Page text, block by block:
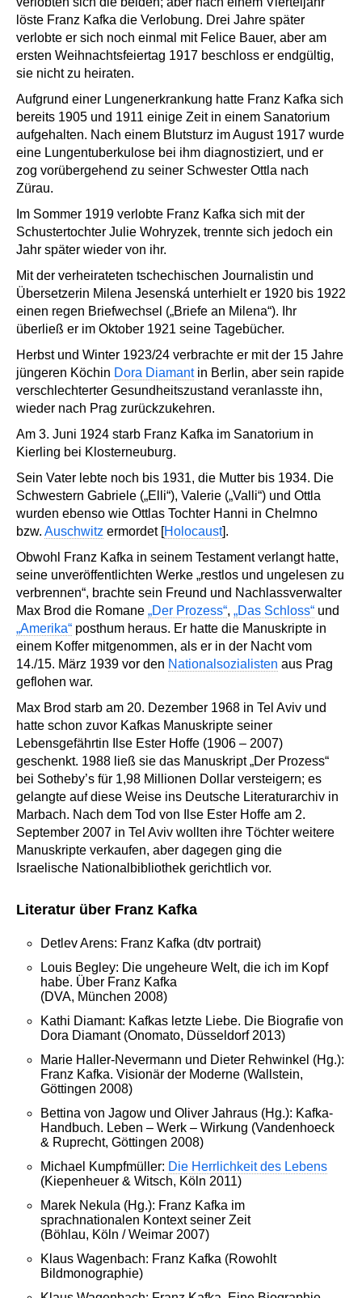
löste Franz Kafka die Verlobung. Drei Jahre später
verlobte er sich noch einmal mit Felice Bauer, aber am
ersten Weihnachtsfeiertag 1917 beschloss er endgültig,
sie nicht zu heiraten.
Aufgrund einer Lungenerkrankung hatte Franz Kafka sich
bereits 1905 und 1911 einige Zeit in einem Sanatorium
aufgehalten. Nach einem Blutsturz im August 1917 wurde
eine Lungentuberkulose bei ihm diagnostiziert, und er
zog vorübergehend zu seiner Schwester Ottla nach
Zürau.
Im Sommer 1919 verlobte Franz Kafka sich mit der
Schustertochter Julie Wohryzek, trennte sich jedoch ein
Jahr später wieder von ihr.
Mit der verheirateten tschechischen Journalistin und
Übersetzerin Milena Jesenská unterhielt er 1920 bis 1922
einen regen Briefwechsel („Briefe an Milena“). Ihr
überließ er im Oktober 1921 seine Tagebücher.
Herbst und Winter 1923/24 verbrachte er mit der 15 Jahre
jüngeren Köchin Dora Diamantin Berlin, aber sein rapide
verschlechterter Gesundheitszustand veranlasste ihn,
wieder nach Prag zurückzukehren.
Am 3. Juni 1924 starb Franz Kafka im Sanatorium in
Kierling bei Klosterneuburg.
Sein Vater lebte noch bis 1931, die Mutter bis 1934. Die
Schwestern Gabriele („Elli“), Valerie („Valli“) und Ottla
wurden ebenso wie Ottlas Tochter Hanni in Chelmno
bzw. Auschwitz ermordet [Holocaust].
Obwohl Franz Kafka in seinem Testament verlangt hatte,
seine unveröffentlichten Werke „restlos und ungelesen zu
verbrennen“, brachte sein Freund und Nachlassverwalter
Max Brod die Romane „Der Prozess“, „Das Schloss“ und
„Amerika“ posthum heraus. Er hatte die Manuskripte in
einem Koffer mitgenommen, als er in der Nacht vom
14./15. März 1939 vor den Nationalsozialisten aus Prag
geflohen war.
Max Brod starb am 20. Dezember 1968 in Tel Aviv und
hatte schon zuvor Kafkas Manuskripte seiner
Lebensgefährtin Ilse Ester Hoffe (1906 – 2007)
geschenkt. 1988 ließ sie das Manuskript „Der Prozess“
bei Sotheby’s für 1,98 Millionen Dollar versteigern; es
gelangte auf diese Weise ins Deutsche Literaturarchiv in
Marbach. Nach dem Tod von Ilse Ester Hoffe am 2.
September 2007 in Tel Aviv wollten ihre Töchter weitere
Manuskripte verkaufen, aber dagegen ging die
Israelische Nationalbibliothek gerichtlich vor.
Literatur über Franz Kafka
Detlev Arens: Franz Kafka (dtv portrait)
Louis Begley: Die ungeheure Welt, die ich im Kopf
habe. Über Franz Kafka
(DVA, München 2008)
Kathi Diamant: Kafkas letzte Liebe. Die Biografie von
Dora Diamant (Onomato, Düsseldorf 2013)
Marie Haller-Nevermann und Dieter Rehwinkel (Hg.):
Franz Kafka. Visionär der Moderne (Wallstein,
Göttingen 2008)
Bettina von Jagow und Oliver Jahraus (Hg.): Kafka-
Handbuch. Leben – Werk – Wirkung (Vandenhoeck
& Ruprecht, Göttingen 2008)
Michael Kumpfmüller: Die Herrlichkeit des Lebens
(Kiepenheuer & Witsch, Köln 2011)
Marek Nekula (Hg.): Franz Kafka im
sprachnationalen Kontext seiner Zeit
(Böhlau, Köln / Weimar 2007)
Klaus Wagenbach: Franz Kafka (Rowohlt
Bildmonographie)